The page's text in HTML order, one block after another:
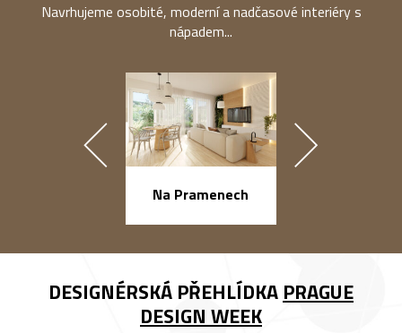
Navrhujeme osobité, moderní a nadčasové interiéry s
nápadem...
Na Pramenech
DESIGNÉRSKÁ PŘEHLÍDKA PRAGUE
DESIGN WEEK